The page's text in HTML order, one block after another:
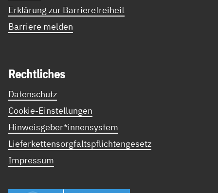
Erklärung zur Barrierefreiheit
Barriere melden
Recht­li­ches
Datenschutz
Cookie-Einstellungen
Hinweisgeber*innensystem
Lieferkettensorgfaltspflichtengesetz
Impressum